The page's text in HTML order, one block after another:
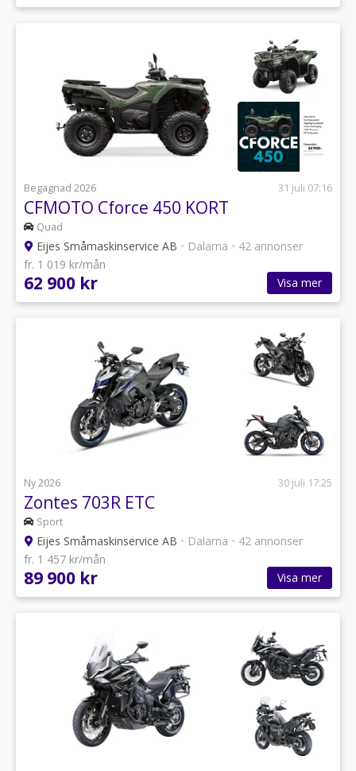
Begagnad 2026 31 juli 07:16
CFMOTO Cforce 450 KORT
Quad
Eijes Småmaskinservice AB • Dalarna • 42 annonser
fr. 1 019 kr/mån
62 900 kr Visa mer
Ny 2026 30 juli 17:25
Zontes 703R ETC
Sport
Eijes Småmaskinservice AB • Dalarna • 42 annonser
fr. 1 457 kr/mån
89 900 kr Visa mer